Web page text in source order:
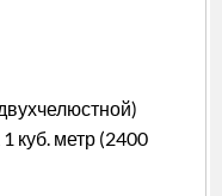
куб. метр (2400